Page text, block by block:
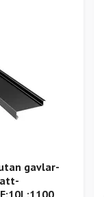
gavlar-